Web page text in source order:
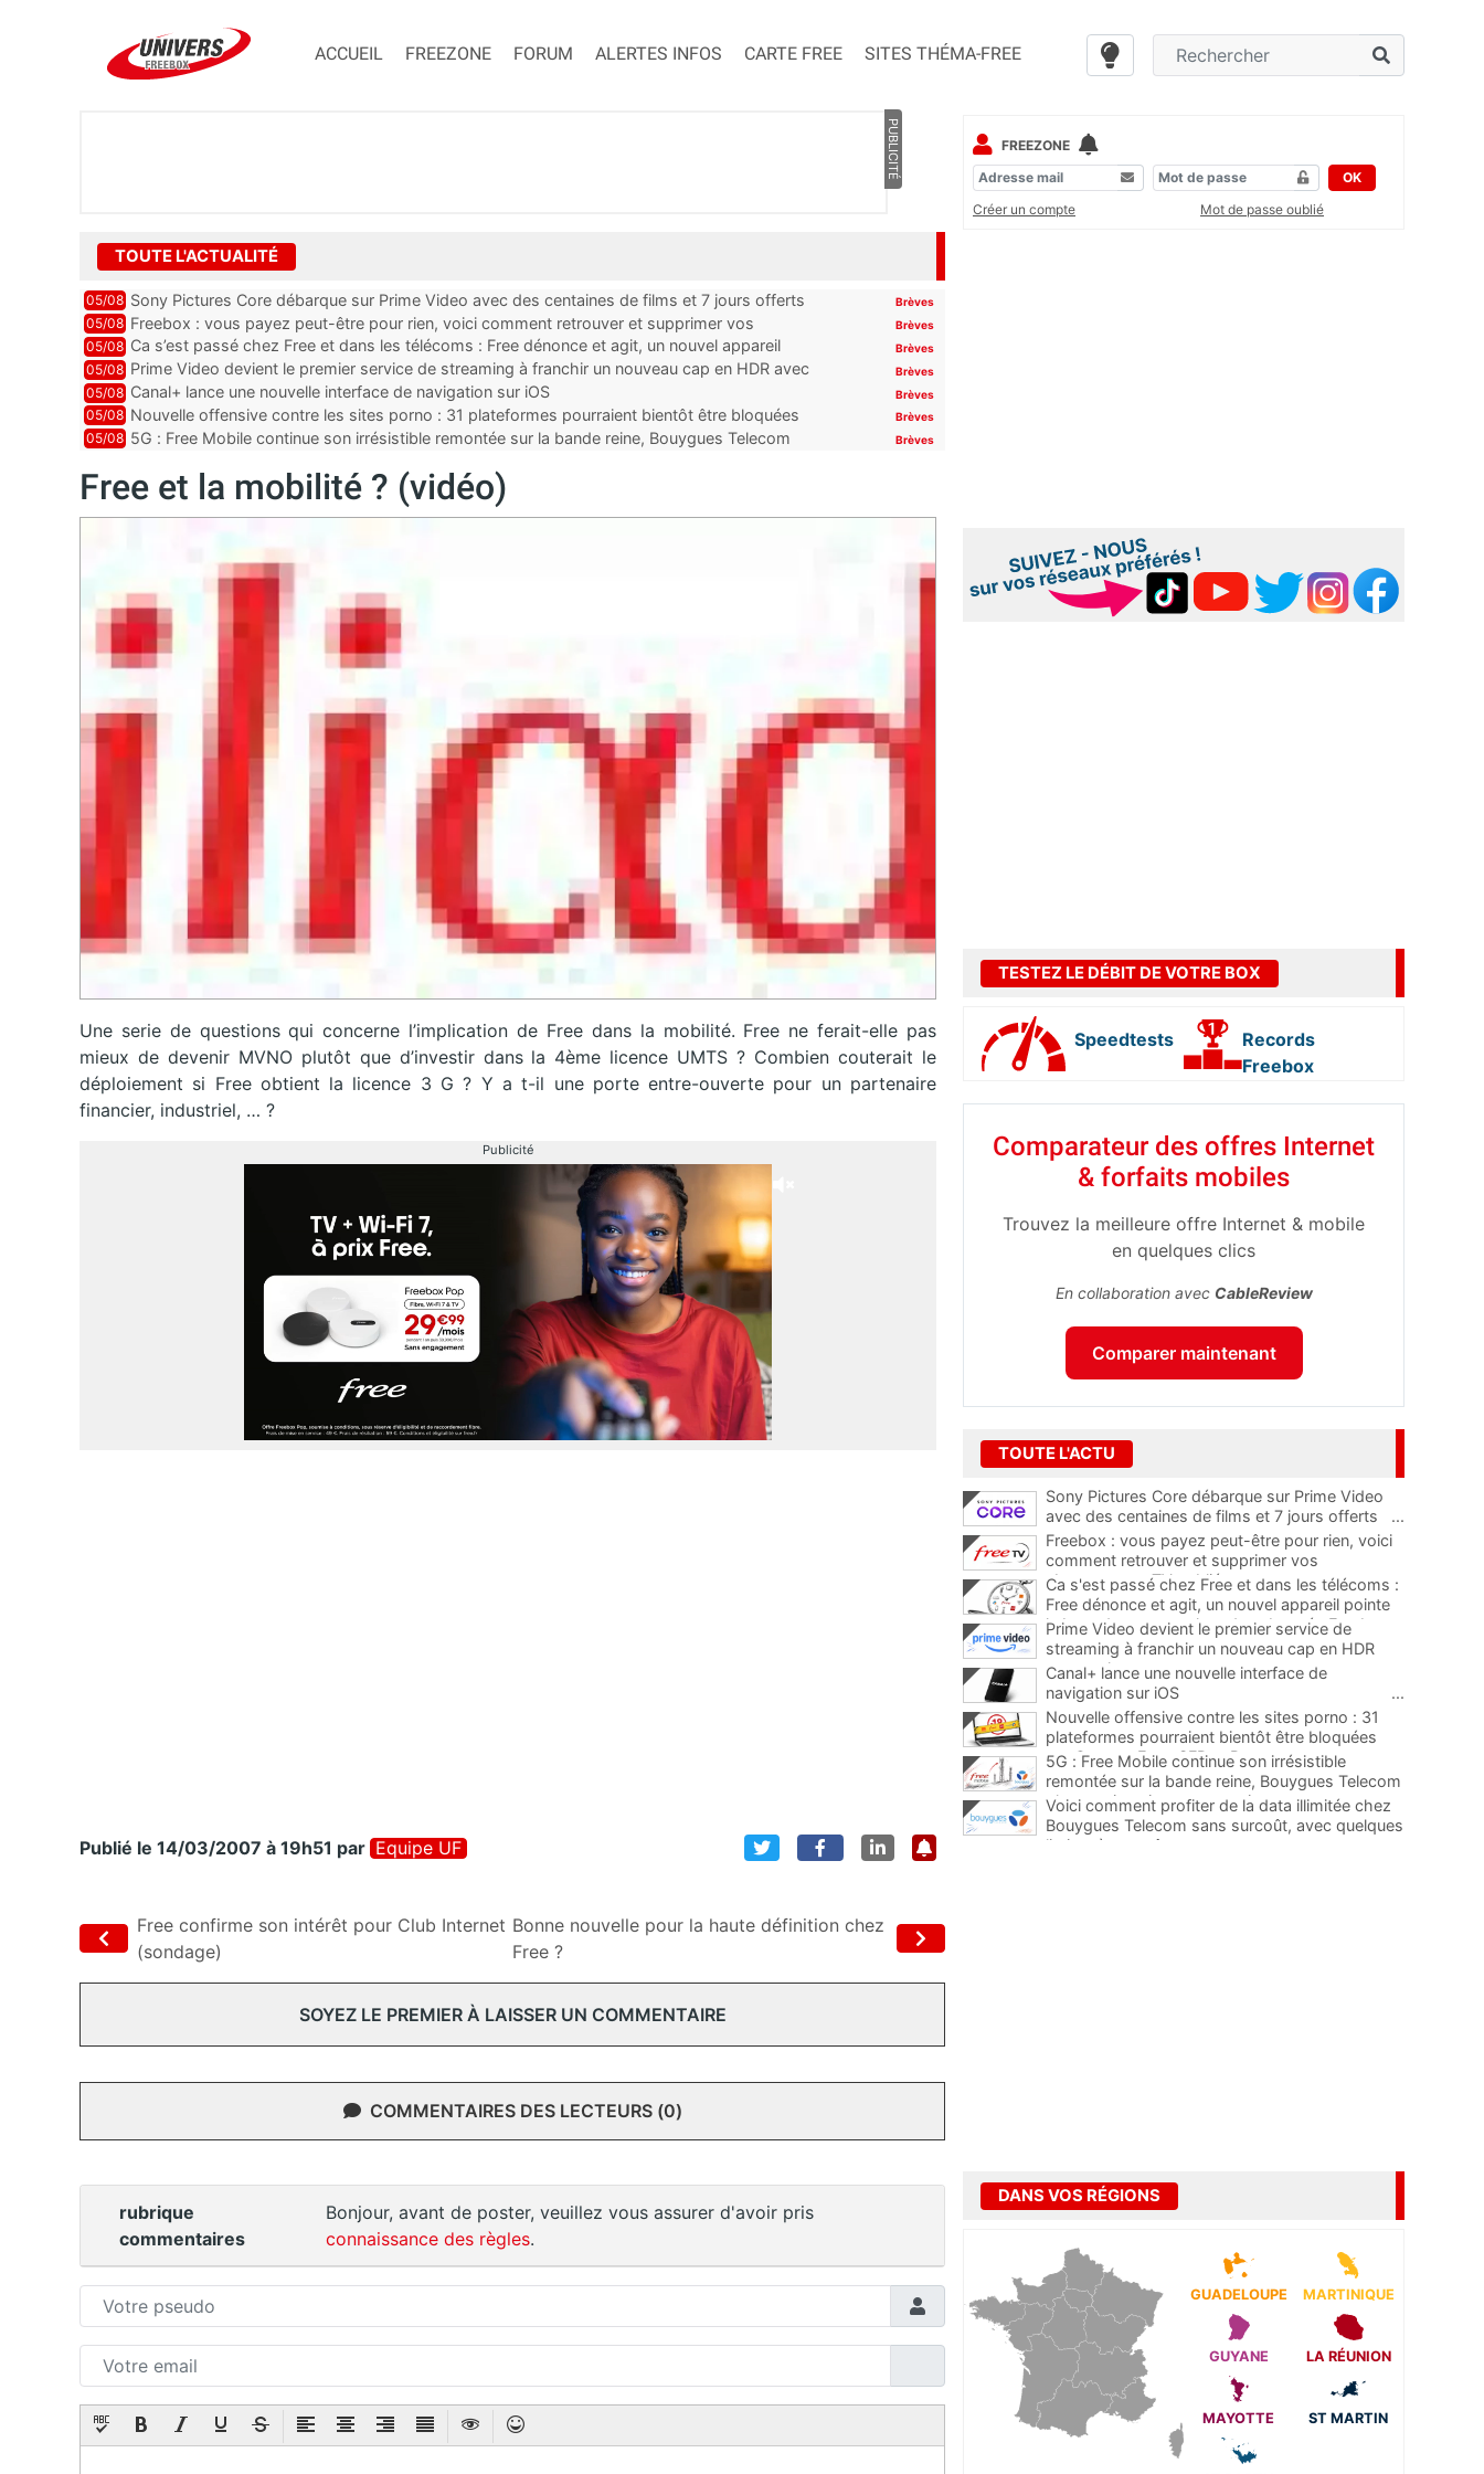
ACCUEIL FREEZONE FORUM ALERTES INFOS CARTE FREE SITES THÉMA-FREE
PUBLICITÉ
TOUTE L'ACTUALITÉ
05/08 Sony Pictures Core débarque sur Prime Video avec des centaines de films et 7 jours offerts Brèves
05/08 Freebox : vous payez peut-être pour rien, voici comment retrouver et supprimer vos
abonnements TV oubliés
Brèves
05/08 Ca s’est passé chez Free et dans les télécoms : Free dénonce et agit, un nouvel appareil
pointe le bout de...
Brèves
05/08 Prime Video devient le premier service de streaming à franchir un nouveau cap en HDR avec
ce lancement
Brèves
05/08 Canal+ lance une nouvelle interface de navigation sur iOS Brèves
05/08 Nouvelle offensive contre les sites porno : 31 plateformes pourraient bientôt être bloquées
par Orange, Free, SF...
Brèves
05/08 5G : Free Mobile continue son irrésistible remontée sur la bande reine, Bouygues Telecom
Brèves
Free et la mobilité ? (vidéo)
Une serie de questions qui concerne l’implication de Free dans la mobilité. Free ne ferait-elle pas
mieux de devenir MVNO plutôt que d’investir dans la 4ème licence UMTS ? Combien couterait le
déploiement si Free obtient la licence 3 G ? Y a t-il une porte entre-ouverte pour un partenaire
financier, industriel, … ?
Publicité
Publié le 14/03/2007 à 19h51 par Equipe UF
Free confirme son intérêt pour Club Internet
(sondage)
Bonne nouvelle pour la haute définition chez
Free ?
SOYEZ LE PREMIER À LAISSER UN COMMENTAIRE
COMMENTAIRES DES LECTEURS (0)
rubrique
commentaires
Bonjour, avant de poster, veuillez vous assurer d'avoir pris
connaissance des règles.
FREEZONE
OK
Créer un compte
Mot de passe oublié
TESTEZ LE DÉBIT DE VOTRE BOX
Speedtests
Records
Freebox
Comparateur des offres Internet
& forfaits mobiles
Trouvez la meilleure offre Internet & mobile
en quelques clics
En collaboration avec CableReview
Comparer maintenant
TOUTE L'ACTU
Sony Pictures Core débarque sur Prime Video
avec des centaines de films et 7 jours offerts
...
Freebox : vous payez peut-être pour rien, voici
comment retrouver et supprimer vos
abonnements TV oubliés
...
Ca s'est passé chez Free et dans les télécoms :
Free dénonce et agit, un nouvel appareil pointe
le bout de son nez chez des abonnés Freebox...
Prime Video devient le premier service de
streaming à franchir un nouveau cap en HDR
avec ce lancement
Canal+ lance une nouvelle interface de
navigation sur iOS
...
Nouvelle offensive contre les sites porno : 31
plateformes pourraient bientôt être bloquées
par Orange, Free, SFR et Bouygues
5G : Free Mobile continue son irrésistible
remontée sur la bande reine, Bouygues Telecom
plus que jamais sous pression
Voici comment profiter de la data illimitée chez
Bouygues Telecom sans surcoût, avec quelques
limites à connaître
DANS VOS RÉGIONS
GUADELOUPE MARTINIQUE
GUYANE LA RÉUNION
MAYOTTE ST MARTIN